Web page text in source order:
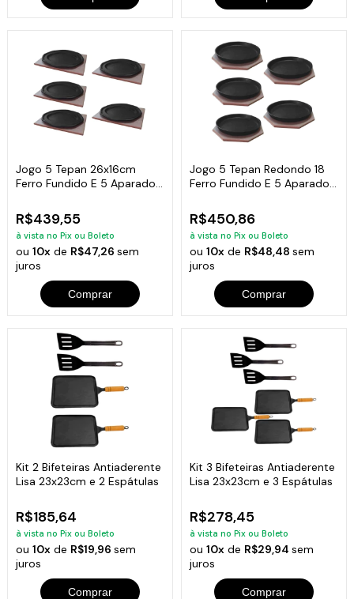
Jogo 5 Tepan 26x16cm
Ferro Fundido E 5 Aparador
R$439,55
à vista no Pix ou Boleto
ou10x de R$47,26sem
juros
Comprar
Jogo 5 Tepan Redondo 18
Ferro Fundido E 5 Aparador
R$450,86
à vista no Pix ou Boleto
ou 10xde R$48,48 sem
juros
Comprar
Kit 2 Bifeteiras Antiaderente
Lisa 23x23cm e 2 Espátulas
R$185,64
à vista no Pix ou Boleto
ou10x de R$19,96sem
juros
Comprar
Kit 3 Bifeteiras Antiaderente
Lisa 23x23cm e 3 Espátulas
R$278,45
à vista no Pix ou Boleto
ou 10xde R$29,94 sem
juros
Comprar